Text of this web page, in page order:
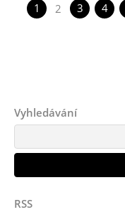
1 2 3 4
Vyhledávání
RSS